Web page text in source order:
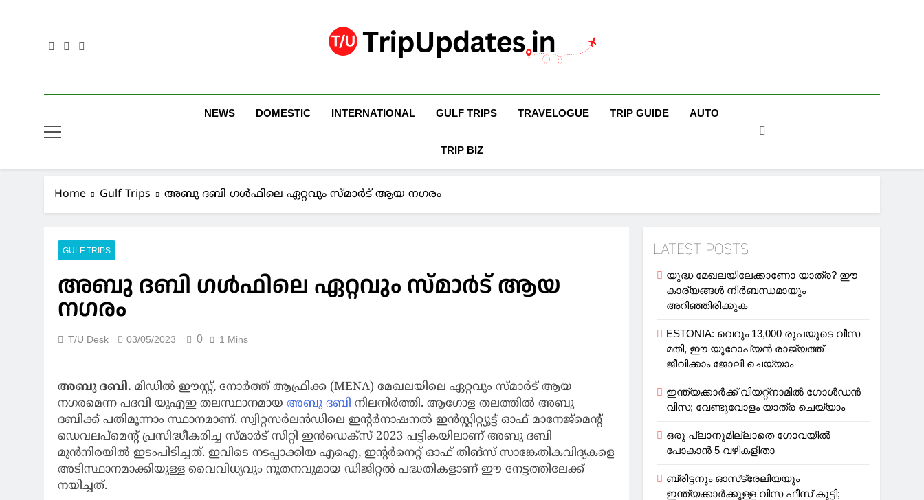
Trip Updates
NEWS DOMESTIC INTERNATIONAL GULF TRIPS TRAVELOGUE TRIP GUIDE AUTO
TRIP BIZ
Home Gulf Trips അബു ദബി ഗൾഫിലെ ഏറ്റവും സ്മാര്‍ട് ആയ നഗരം
GULF TRIPS
അബു ദബി ഗൾഫിലെ ഏറ്റവും സ്മാര്‍ട് ആയ
നഗരം
T/U Desk 03/05/2023 0 1 Mins
അബു ദബി. മിഡില്‍ ഈസ്റ്റ്, നോര്‍ത്ത് ആഫ്രിക്ക (MENA) മേഖലയിലെ ഏറ്റവും സ്മാര്‍ട് ആയ
നഗരമെന്ന പദവി യുഎഇ തലസ്ഥാനമായ അബു ദബി നിലനിര്‍ത്തി. ആഗോള തലത്തില്‍ അബു
ദബിക്ക് പതിമൂന്നാം സ്ഥാനമാണ്. സ്വിറ്റസര്‍ലന്‍ഡിലെ ഇന്റര്‍നാഷനല്‍ ഇന്‍സ്റ്റിറ്റ്യൂട്ട് ഓഫ് മാനേജ്‌മെന്റ്
ഡെവലപ്‌മെന്റ് പ്രസിദ്ധീകരിച്ച സ്മാര്‍ട് സിറ്റി ഇന്‍ഡെക്‌സ് 2023 പട്ടികയിലാണ് അബു ദബി
മുന്‍നിരയില്‍ ഇടംപിടിച്ചത്. ഇവിടെ നടപ്പാക്കിയ എഐ, ഇന്റര്‍നെറ്റ് ഓഫ് തിങ്‌സ് സാങ്കേതികവിദ്യകളെ
അടിസ്ഥാനമാക്കിയുള്ള വൈവിധ്യവും നൂതനവുമായ ഡിജിറ്റല്‍ പദ്ധതികളാണ് ഈ നേട്ടത്തിലേക്ക്
നയിച്ചത്.
LATEST POSTS
യുദ്ധ മേഖലയിലേക്കാണോ യാത്ര? ഈ
കാര്യങ്ങള്‍ നിര്‍ബന്ധമായും
അറിഞ്ഞിരിക്കുക
ESTONIA: വെറും 13,000 രൂപയുടെ വീസ
മതി, ഈ യൂറോപ്യന്‍ രാജ്യത്ത്
ജീവിക്കാം ജോലി ചെയ്യാം
ഇന്ത്യക്കാർക്ക് വിയറ്റ്‌നാമില്‍ ഗോള്‍ഡന്‍
വിസ; വേണ്ടുവോളം യാത്ര ചെയ്യാം
ഒരു പ്ലാനുമില്ലാതെ ഗോവയില്‍
പോകാൻ 5 വഴികളിതാ
ബ്രിട്ടനും ഓസ്‌ട്രേലിയയും
ഇന്ത്യക്കാര്‍ക്കുള്ള വിസ ഫീസ് കൂട്ടി;